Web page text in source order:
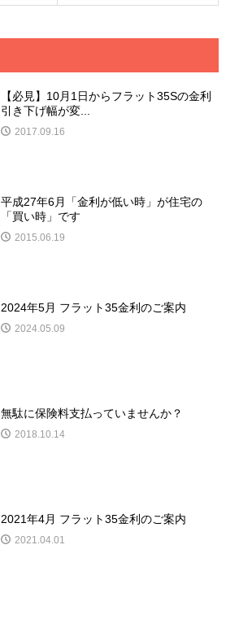
【必見】10月1日からフラット35Sの金利
引き下げ幅が変...
2017.09.16
平成27年6月「金利が低い時」が住宅の
「買い時」です
2015.06.19
2024年5月 フラット35金利のご案内
2024.05.09
無駄に保険料支払っていませんか？
2018.10.14
2021年4月 フラット35金利のご案内
2021.04.01